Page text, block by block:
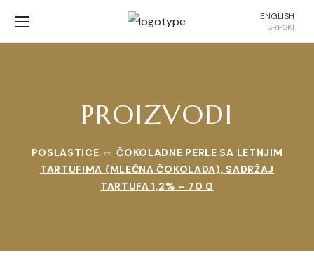
ENGLISH
SRPSKI
PROIZVODI
POSLASTICE
ČOKOLADNE PERLE SA LETNJIM
TARTUFIMA (MLEČNA ČOKOLADA), SADRŽAJ
TARTUFA 1,2% – 70 G